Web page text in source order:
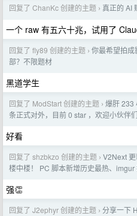
回复了 ChanKc 创建的主题 › 真正的 AI
一个 raw 有五六十兆，试用了
回复了 fly89 创建的主题 › 你最希望拍
部？不限题材
黑道学生
回复了 ModStart 创建的主题 › 爆肝 233
条正式对外，目前 0 star ，欢迎小伙伴
好看
回复了 shzbkzo 创建的主题 › V2Next
楼中楼！ PC 脚本新增历史最热、imgur
强👏
回复了 J2ephyr 创建的主题 › 分享一下